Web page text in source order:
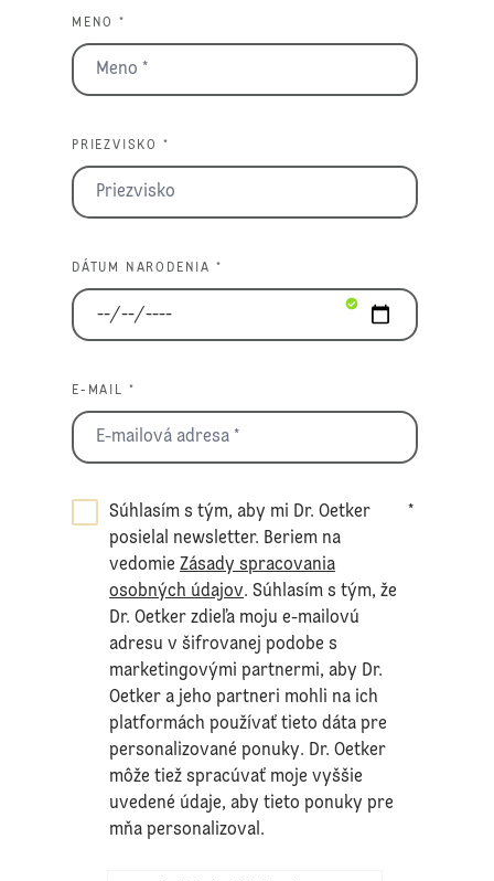
MENO *
PRIEZVISKO *
DÁTUM NARODENIA *
E-MAIL *
Súhlasím s tým, aby mi Dr. Oetker
posielal newsletter. Beriem na
vedomieZásady spracovania
osobných údajov. Súhlasím s tým, že
Dr. Oetker zdieľa moju e-mailovú
adresu v šifrovanej podobe s
marketingovými partnermi, aby Dr.
Oetker a jeho partneri mohli na ich
platformách používať tieto dáta pre
personalizované ponuky. Dr. Oetker
môže tiež spracúvať moje vyššie
uvedené údaje, aby tieto ponuky pre
mňa personalizoval.
*